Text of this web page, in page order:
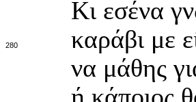
Κι εσένα
280
καράβι με
να μάθης